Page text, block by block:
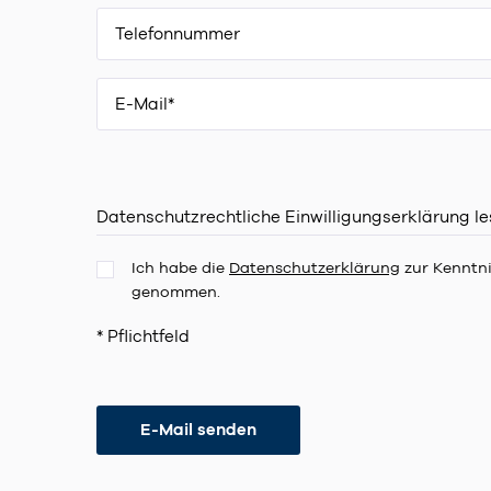
Datenschutzrechtliche Einwilligungserklärung
Ich habe die Datenschutzerklärung zur
genommen.
* Pflichtfeld